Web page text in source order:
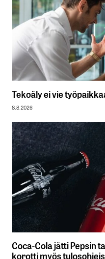
Tekoäly ei vie
8.8.2026
Coca-Cola jätti Pepsin
korotti myös